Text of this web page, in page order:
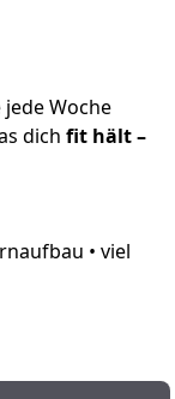
jede Woche
dich fit hält –
• viel